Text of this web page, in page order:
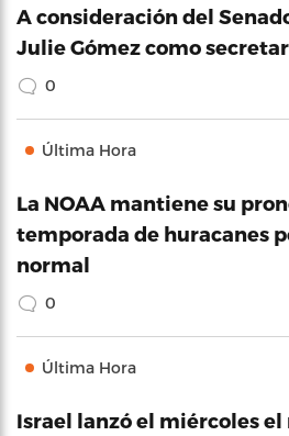
A consideración del
Julie Gómez como
0
Última Hora
La NOAA mantiene su
temporada de huracanes
normal
0
Última Hora
Israel lanzó el miércoles